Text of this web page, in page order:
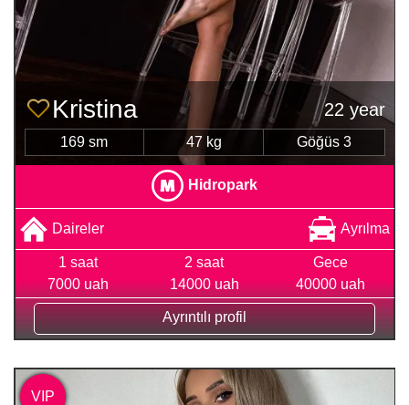
Kristina 22 year
169 sm 47 kg Göğüs 3
Hidropark
Daireler Ayrılma
1 saat
7000 uah
2 saat
14000 uah
Gece
40000 uah
Ayrıntılı profil
VIP